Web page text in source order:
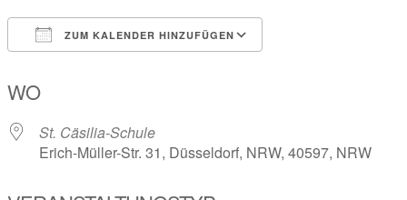
ZUM KALENDER HINZUFÜGEN
WO
St. Cäsilia-Schule
Erich-Müller-Str. 31, Düsseldorf, NRW, 40597, NRW